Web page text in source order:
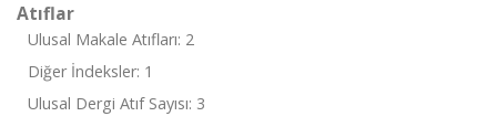
Atıflar
Ulusal Makale Atıfları: 2
Diğer İndeksler: 1
Ulusal Dergi Atıf Sayısı: 3